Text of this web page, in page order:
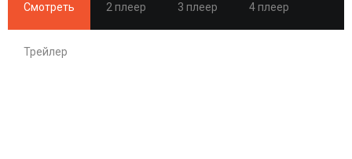
Смотреть 2 плеер 3 плеер 4 плеер
Трейлер